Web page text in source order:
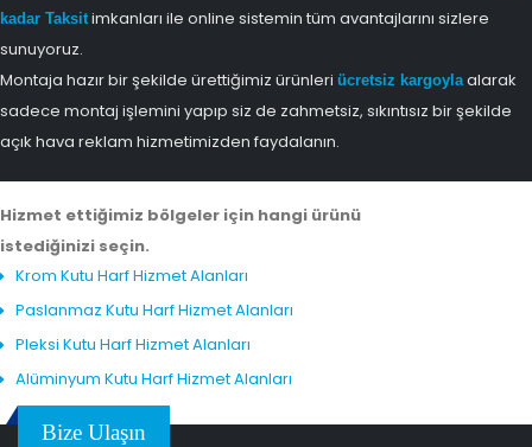
kadar Taksitimkanları ile online sistemin tüm avantajlarını sizlere
sunuyoruz.
Montaja hazır bir şekilde ürettiğimiz ürünleri ücretsiz kargoylaalarak
sadece montaj işlemini yapıp siz de zahmetsiz, sıkıntısız bir şekilde
açık hava reklam hizmetimizden faydalanın.
Hizmet ettiğimiz bölgeler için hangi ürünü
istediğinizi seçin.
Krom Kutu Harf Hizmet Alanları
Paslanmaz Kutu Harf Hizmet Alanları
Pleksi Kutu Harf Hizmet Alanları
Alüminyum Kutu Harf Hizmet Alanları
Bize Ulaşın